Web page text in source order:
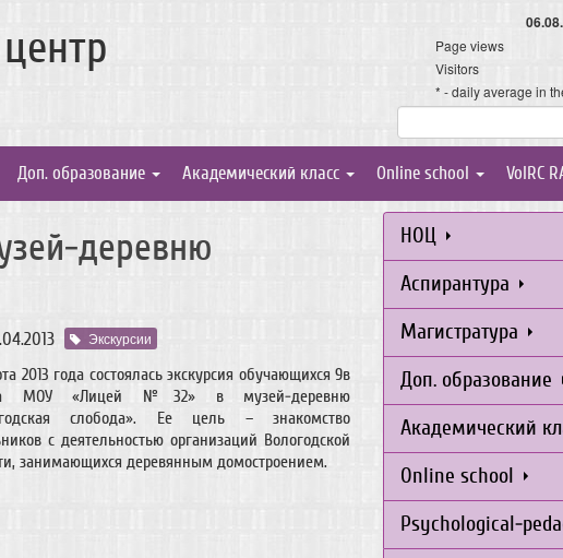
Page views
Visitors
* - daily average in
Доп. образование Академический класс Online school VolRC
деревню
Экскурсии
2013 года состоялась экскурсия обучающихся 9в
МОУ «Лицей №32» в музей-деревню
слобода». Ее цель – знакомство
с деятельностью организаций Вологодской
занимающихся деревянным домостроением.
НОЦ
Аспирантура
Магистратура
Доп. образование
Академический
Online school
Psychological-